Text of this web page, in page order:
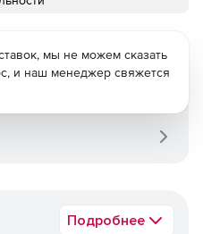
Подробнее
мы не можем сказать
и наш менеджер свяжется